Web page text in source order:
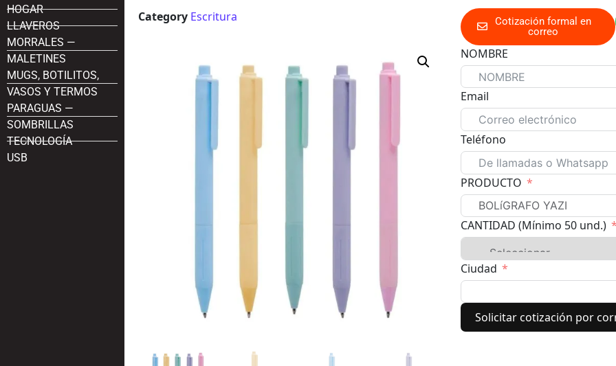
HOGAR
LLAVEROS
MORRALES —
MALETINES
MUGS, BOTILITOS,
VASOS Y TERMOS
PARAGUAS —
SOMBRILLAS
TECNOLOGÍA
USB
Category Escritura
Cotización formal en
correo
NOMBRE
Email
Teléfono
PRODUCTO
CANTIDAD (Mínimo 50 und.)
Ciudad
Solicitar cotización por